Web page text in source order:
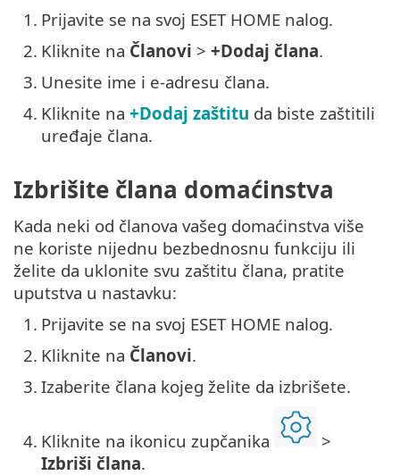
1. Prijavite se na svoj ESET HOME nalog.
2. Kliknite na Članovi > +Dodaj člana.
3. Unesite ime i e-adresu člana.
4. Kliknite na +Dodaj zaštitu da biste zaštitili
uređaje člana.
Izbrišite člana domaćinstva
Kada neki od članova vašeg domaćinstva više
ne koriste nijednu bezbednosnu funkciju ili
želite da uklonite svu zaštitu člana, pratite
uputstva u nastavku:
1. Prijavite se na svoj ESET HOME nalog.
2. Kliknite na Članovi.
3. Izaberite člana kojeg želite da izbrišete.
4. Kliknite na ikonicu zupčanika
>
Izbriši člana.